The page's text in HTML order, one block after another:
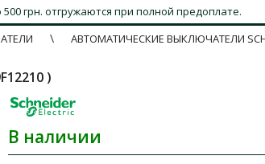
грн. отгружаются при полной предоплате.
АВТОМАТИЧЕСКИЕ ВЫКЛЮЧАТЕЛИ
)
В наличии